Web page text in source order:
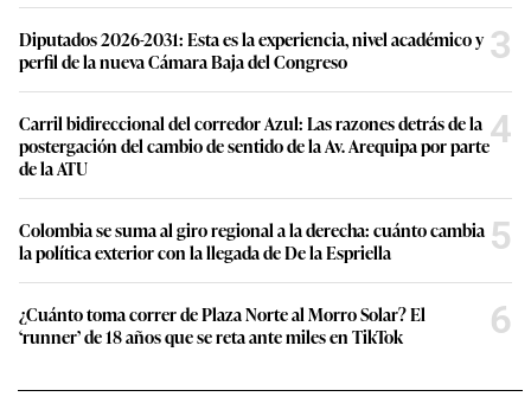
Diputados 2026-2031: Esta es la experiencia, nivel académico y
perfil de la nueva Cámara Baja del Congreso
3
Carril bidireccional del corredor Azul: Las razones detrás de la
postergación del cambio de sentido de la Av. Arequipa por parte
de la ATU
4
Colombia se suma al giro regional a la derecha: cuánto cambia
la política exterior con la llegada de De la Espriella
5
¿Cuánto toma correr de Plaza Norte al Morro Solar? El
‘runner’ de 18 años que se reta ante miles en TikTok
6